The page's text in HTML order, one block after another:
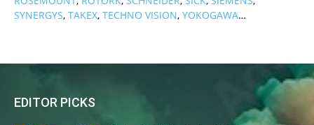
SYNERGYS, TAKEX, TECHNO VISION, YOKOGAWA…
EDITOR PICKS